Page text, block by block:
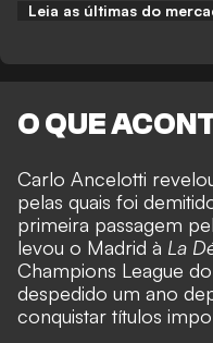
Leia as últimas do
O QUE
Carlo Ancelotti
pelas quais foi
primeira passagem
levou o Madrid à La
Champions League
despedido um ano
conquistar títulos